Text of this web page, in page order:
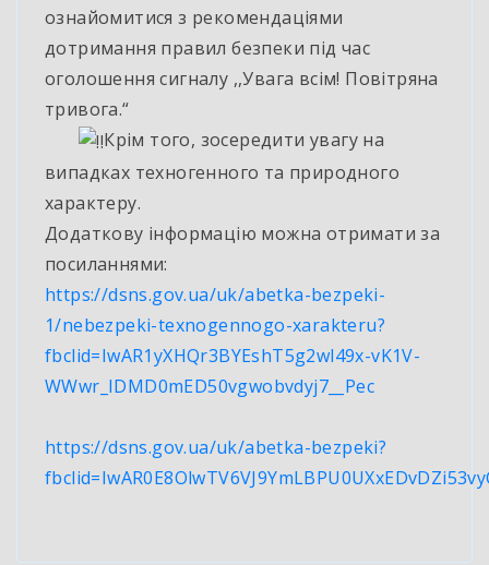
ознайомитися з рекомендаціями
дотримання правил безпеки під час
оголошення сигналу ,,Увага всім! Повітряна
тривога.“
Крім того, зосередити увагу на
випадках техногенного та природного
характеру.
Додаткову інформацію можна отримати за
посиланнями:
https://dsns.gov.ua/uk/abetka-bezpeki-
1/nebezpeki-texnogennogo-xarakteru?
fbclid=IwAR1yXHQr3BYEshT5g2wl49x-vK1V-
WWwr_IDMD0mED50vgwobvdyj7__Pec
https://dsns.gov.ua/uk/abetka-bezpeki?